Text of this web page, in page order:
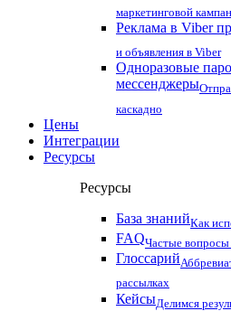
маркетинговой
Реклама в Viber
и объявления в Viber
Одноразовые
мессенджеры
каскадно
Цены
Интеграции
Ресурсы
Ресурсы
База знанийКак
FAQЧастые вопросы
Глоссарий
рассылках
КейсыДелимся